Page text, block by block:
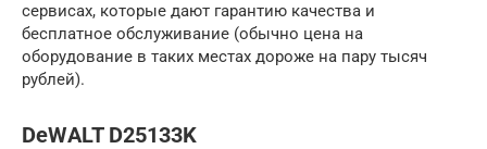
сервисах, которые дают гарантию качества и
бесплатное обслуживание (обычно цена на
оборудование в таких местах дороже на пару тысяч
рублей).
DeWALT D25133K